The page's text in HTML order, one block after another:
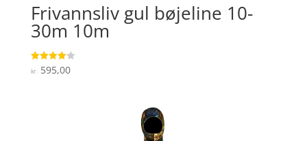
Frivannsliv gul bøjeline 10-
30m 10m
Vurderet
4.1
kr. 595,00